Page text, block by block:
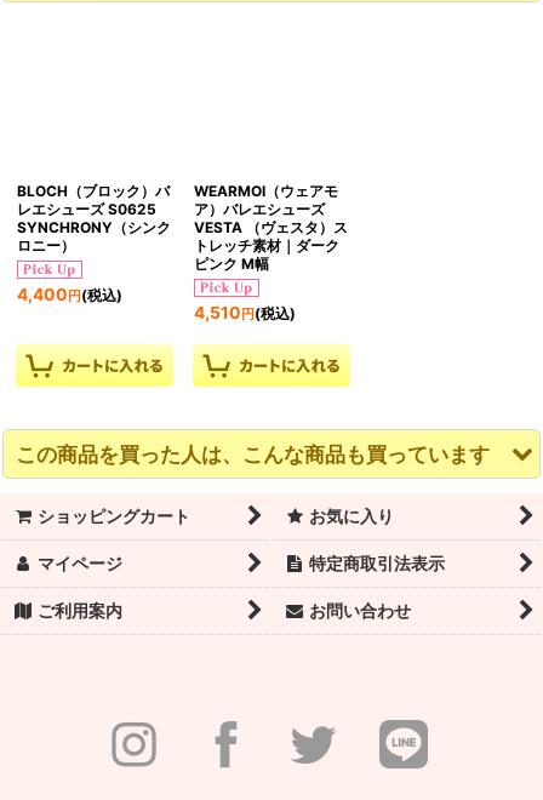
BLOCH（ブロック）バ
レエシューズ S0625
SYNCHRONY（シンク
ロニー）
4,400 円 (税込)
WEARMOI（ウェアモ
ア）バレエシューズ
VESTA （ヴェスタ）ス
トレッチ素材｜ダーク
ピンク M幅
4,510 円(税込)
この商品を買った人は、こんな商品も買っています
(税込)
トレッチ ホワイト W幅
広幅 メンズ・ボーイズ
4,510 (税込)
6,160円
ショッピングカート お気に入り
マイページ 特定商取引法表示
ご利用案内 お問い合わせ